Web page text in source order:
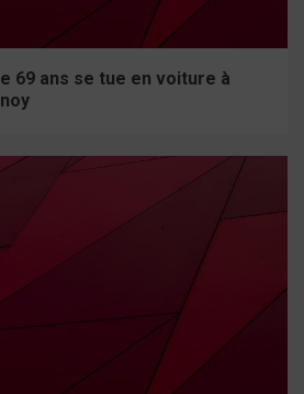
69 ans se tue en voiture à